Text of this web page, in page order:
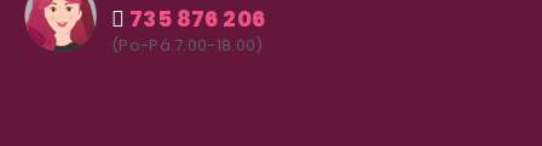
735 876 206
(Po-Pá 7.00-18.00)